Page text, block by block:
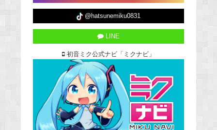
@hatsunemiku0831
LINE
初音ミク公式ナビ「ミクナビ」